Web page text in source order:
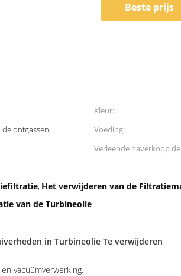
Beste prijs
Kleur:
ontgassen Voeding:
Verleende naverkoop
, Het verwijderen van de
van de Turbineolie
in Turbineolie Te verwijderen
vacuümverwerking.